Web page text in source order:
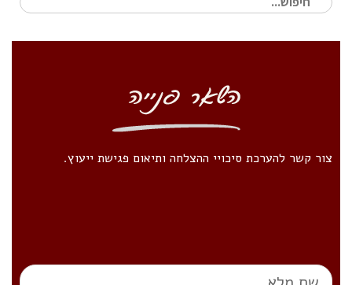
עבור:
צור קשר להערכת סיכויי ההצלחה ותיאום פגישת ייעוץ.